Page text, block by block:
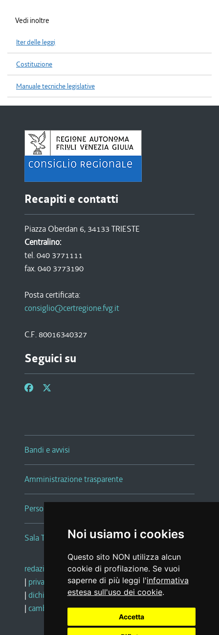
Noi usiamo i cookies
Questo sito NON utilizza alcun
cookie di profilazione. Se vuoi
saperne di più leggi l'informativa
estesa sull'uso dei cookie.
Accetta
Vedi inoltre
Iter delle leggi
Costituzione
Manuale tecniche legislative
Recapiti e contatti
Piazza Oberdan 6, 34133 TRIESTE
Centralino:
tel. 040 3771111
fax. 040 3773190
Posta certificata:
consiglio@certregione.fvg.it
C.F. 80016340327
Seguici su
Bandi e avvisi
Amministrazione trasparente
Persone e Uffici
Sala Tiziano Tessitori
redazione web |note legali |glossario
| privacy
social media policy
| dichiarazione di accessibilità |feedback
| cambio preferenze cookie